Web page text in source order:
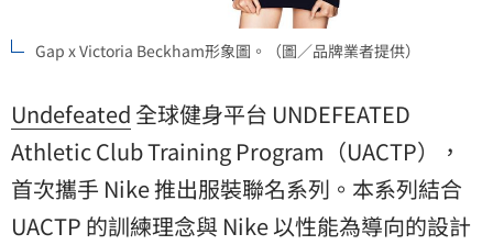
Gap x Victoria Beckham形象圖。（圖／品牌業者提供）
Undefeated 全球健身平台 UNDEFEATED
Athletic Club Training Program（UACTP），
首次攜手 Nike 推出服裝聯名系列。本系列結合
UACTP 的訓練理念與 Nike 以性能為導向的設計